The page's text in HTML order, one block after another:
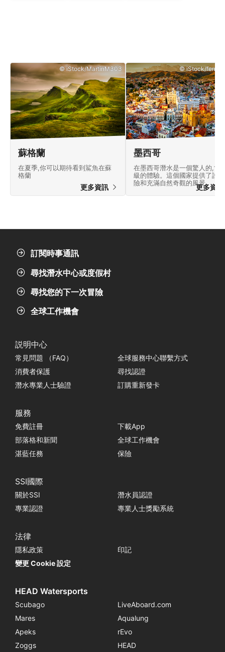
© iStock/MartinM303
蘇格蘭
在夏季,你可以期待看到鯊魚在蘇
格蘭
更多資訊
© iStock/
墨西哥
在墨西哥潛水是一個驚人的,世
級的體驗。這個國家提供了許
險和充滿自然奇觀的風景。
更多資
訂閱時事通訊
尋找潛水中心或度假村
尋找您的下一次冒險
全球工作機會
説明中心
常見問題 （FAQ）
全球服務中心聯繫方式
消費者保護
尋找認證
潛水專業人士驗證
訂購重新發卡
服務
免費註冊
下載App
部落格和新聞
全球工作機會
湛藍任務
保險
SSI國際
關於SSI
潛水員認證
專業認證
專業人士獎勵系統
法律
隱私政策
印記
變更 Cookie 設定
HEAD Watersports
Scubago
LiveAboard.com
Mares
Aqualung
Apeks
rEvo
Zoggs
HEAD